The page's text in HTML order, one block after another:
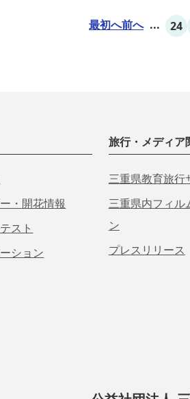
最初へ前へ ... 24
・開花情報
スト
ション
旅行・メディア
三重県教育旅行
三重県内フィル
ン
プレスリリース